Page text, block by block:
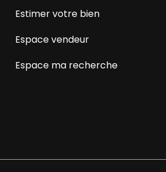
Estimer votre bien
Espace vendeur
Espace ma recherche